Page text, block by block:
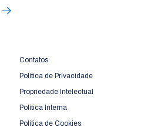
Contatos
Política de Privacidade
Propriedade Intelectual
Política Interna
Política de Cookies